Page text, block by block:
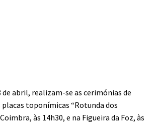
abril, realizam-se as cerimónias de
toponímicas “Rotunda dos
às 14h30, e na Figueira da Foz, às